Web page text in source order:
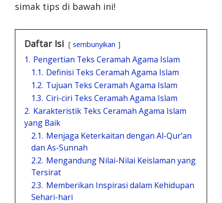
simak tips di bawah ini!
Daftar Isi sembunyikan
1. Pengertian Teks Ceramah Agama Islam
1.1. Definisi Teks Ceramah Agama Islam
1.2. Tujuan Teks Ceramah Agama Islam
1.3. Ciri-ciri Teks Ceramah Agama Islam
2. Karakteristik Teks Ceramah Agama Islam
yang Baik
2.1. Menjaga Keterkaitan dengan Al-Qur’an
dan As-Sunnah
2.2. Mengandung Nilai-Nilai Keislaman yang
Tersirat
2.3. Memberikan Inspirasi dalam Kehidupan
Sehari-hari